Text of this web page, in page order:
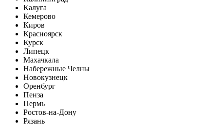
Калуга
Кемерово
Киров
Красноярск
Курск
Липецк
Махачкала
Набережные Челны
Новокузнецк
Оренбург
Пенза
Пермь
Ростов-на-Дону
Рязань